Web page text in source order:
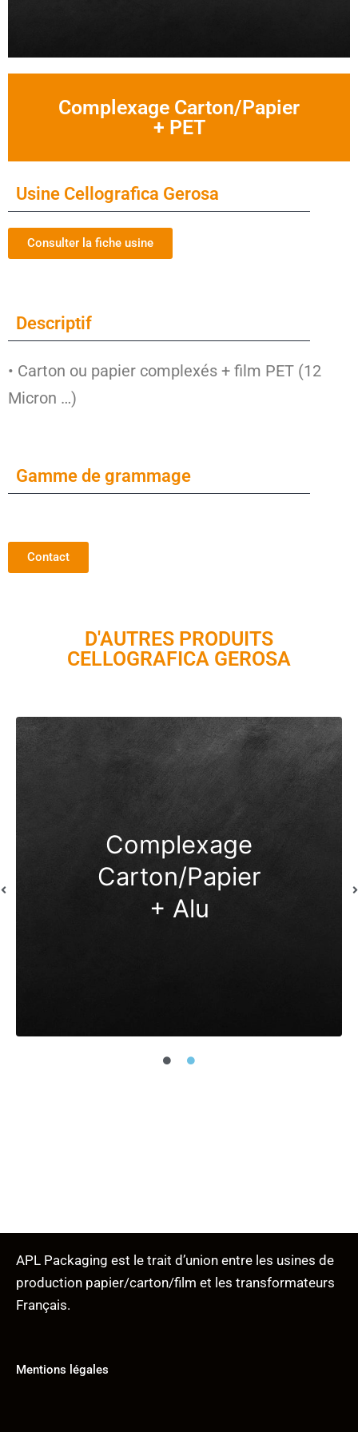
Complexage Carton/Papier
+ PET
Usine Cellografica Gerosa
Consulter la fiche usine
Descriptif
• Carton ou papier complexés + film PET (12
Micron …)
Gamme de grammage
Contact
D'AUTRES PRODUITS
CELLOGRAFICA GEROSA
Complexage
Carton/Papier
+ Alu
APL Packaging est le trait d’union entre les usines de
production papier/carton/film et les transformateurs
Français.
Mentions légales